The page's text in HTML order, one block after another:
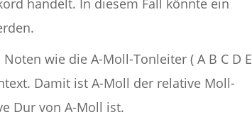
handelt. In diesem Fall könnte ein
wie die A-Moll-Tonleiter ( A B C D E
Damit ist A-Moll der relative Moll-
Dur von A-Moll ist.